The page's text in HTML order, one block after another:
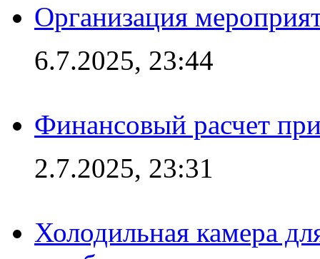
Организация
6.7.2025, 23:44
Финансовый расчет
2.7.2025, 23:31
Холодильная камера